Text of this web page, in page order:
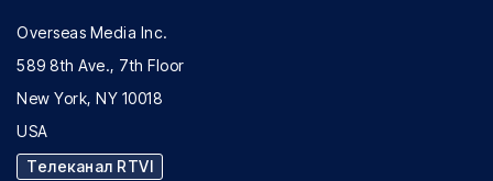
Overseas Media Inc.
589 8th Ave., 7th Floor
New York, NY 10018
USA
Телеканал RTVI